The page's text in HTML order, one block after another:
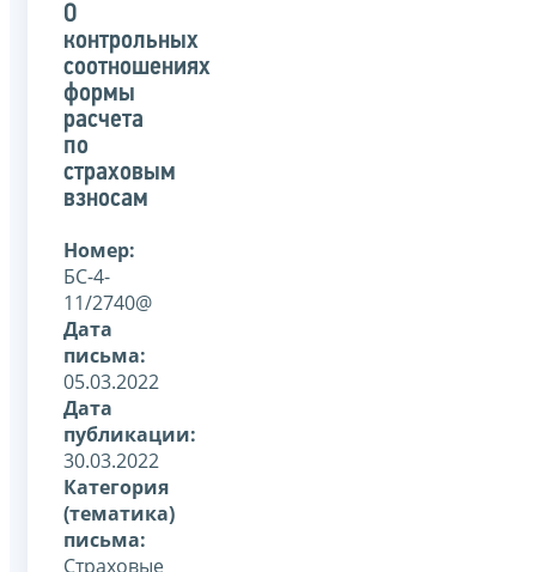
указанного
письма
О
контрольных
соотношениях
формы
расчета
по
страховым
взносам
Номер:
БС-4-
11/2740@
Дата
письма:
05.03.2022
Дата
публикации:
30.03.2022
Категория
(тематика)
письма:
Страховые